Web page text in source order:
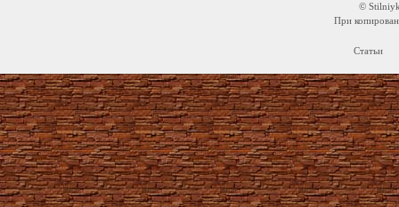
©
При
Статьи